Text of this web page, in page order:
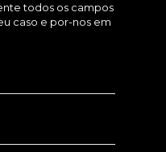
todos os campos
caso e por-nos em